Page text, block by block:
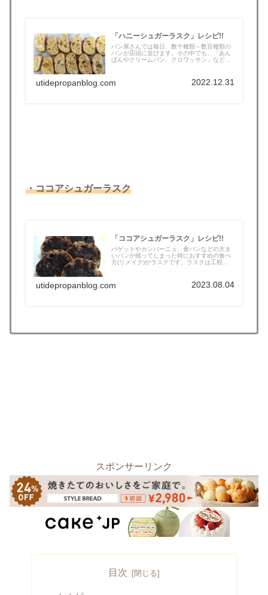
「ハニーシュガーラスク」レシピ!!
パン屋さんでは毎日、数十種類～数百種類の
パンが店頭に並びます。その中でも、「あん
ぱんやクリームパン、クロワッサン」など
utidepropanblog.com 2022.12.31
・ココアシュガーラスク
「ココアシュガーラスク」レシピ!!
バゲットやカンパーニュ、食パンなどの大き
いパンが残ってしまった時におすすめの食べ
方(リメイク)がラスクです。ラスクは工程...
utidepropanblog.com 2023.08.04
スポンサーリンク
目次